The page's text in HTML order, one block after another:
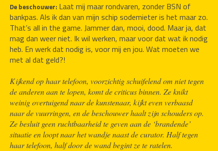
De beschouwer: Laat mij maar rondvaren, zonder BSN of
bankpas. Als ik dan van mijn schip sodemieter is het maar zo.
That’s all in the game. Jammer dan, mooi, dood. Maar ja, dat
mag dan weer niet. Ik wil werken, maar voor dat wat ik nodig
heb. En werk dat nodig is, voor mij en jou. Wat moeten we
met al dat geld?!
Kijkend op haar telefoon, voorzichtig schuifelend om niet tegen
de anderen aan te lopen, komt de criticus binnen. Ze knikt
weinig overtuigend naar de kunstenaar, kijkt even verbaasd
naar de vuurringen, en de beschouwer haalt zijn schouders op.
Ze besluit geen ruchtbaarheid te geven aan de ‘brandende’
situatie en loopt naar het wandje naast de curator. Half tegen
haar telefoon, half door de wand begint ze te ratelen.